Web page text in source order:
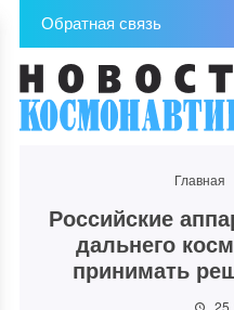
Обратная связь
Главная
Российские
дальнего
принимать